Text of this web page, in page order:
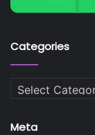
Categories
Categories
Meta